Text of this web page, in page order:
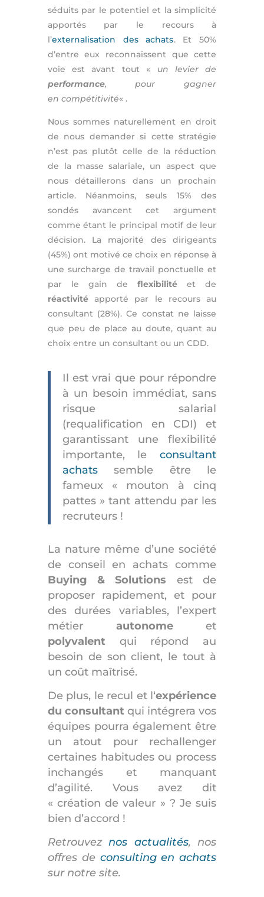
séduits par le potentiel et la simplicité
apportés par le recours à
l’externalisation des achats. Et 50%
d’entre eux reconnaissent que cette
voie est avant tout « un levier de
performance, pour gagner
en compétitivité« .
Nous sommes naturellement en droit
de nous demander si cette stratégie
n’est pas plutôt celle de la réduction
de la masse salariale, un aspect que
nous détaillerons dans un prochain
article. Néanmoins, seuls 15% des
sondés avancent cet argument
comme étant le principal motif de leur
décision. La majorité des dirigeants
(45%) ont motivé ce choix en réponse à
une surcharge de travail ponctuelle et
par le gain deflexibilitéet de
réactivitéapporté par le recours au
consultant (28%).Ce constat ne laisse
que peu de place au doute, quant au
choix entre un consultant ou un CDD.
Il est vrai que pour répondre
à un besoin immédiat, sans
risque salarial
(requalification en CDI) et
garantissant une flexibilité
importante, leconsultant
achatssemble être le
fameux « mouton à cinq
pattes » tant attendu par les
recruteurs !
La nature même d’unesociété
de conseil en achats comme
Buying & Solutions
est de
proposer rapidement, et pour
des durées variables, l’expert
métier autonomeet
polyvalentqui répond au
besoin de son client, le tout à
un coût maîtrisé.
De plus, le recul et l‘expérience
du consultantqui intégrera vos
équipes pourra également être
un atout pour rechallenger
certaines habitudes ou process
inchangés et manquant
d’agilité. Vous avez dit
« création de valeur » ? Je suis
bien d’accord !
Retrouveznos actualités, nos
offres de consulting en achats
sur notre site.